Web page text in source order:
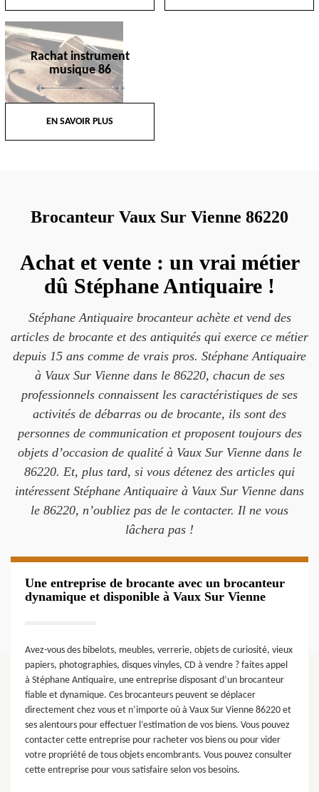
Rachat instrument
musique 86
EN SAVOIR PLUS
Brocanteur Vaux Sur Vienne 86220
Achat et vente : un vrai métier
dû Stéphane Antiquaire !
Stéphane Antiquaire brocanteur achète et vend des
articles de brocante et des antiquités qui exerce ce métier
depuis 15 ans comme de vrais pros. Stéphane Antiquaire
à Vaux Sur Vienne dans le 86220, chacun de ses
professionnels connaissent les caractéristiques de ses
activités de débarras ou de brocante, ils sont des
personnes de communication et proposent toujours des
objets d’occasion de qualité à Vaux Sur Vienne dans le
86220. Et, plus tard, si vous détenez des articles qui
intéressent Stéphane Antiquaire à Vaux Sur Vienne dans
le 86220, n’oubliez pas de le contacter. Il ne vous
lâchera pas !
Une entreprise de brocante avec un brocanteur
dynamique et disponible à Vaux Sur Vienne
Avez-vous des bibelots, meubles, verrerie, objets de curiosité, vieux
papiers, photographies, disques vinyles, CD à vendre ? faites appel
à Stéphane Antiquaire, une entreprise disposant d’un brocanteur
fiable et dynamique. Ces brocanteurs peuvent se déplacer
directement chez vous et n’importe où à Vaux Sur Vienne 86220 et
ses alentours pour effectuer l’estimation de vos biens. Vous pouvez
contacter cette entreprise pour racheter vos biens ou pour vider
votre propriété de tous objets encombrants. Vous pouvez consulter
cette entreprise pour vous satisfaire selon vos besoins.